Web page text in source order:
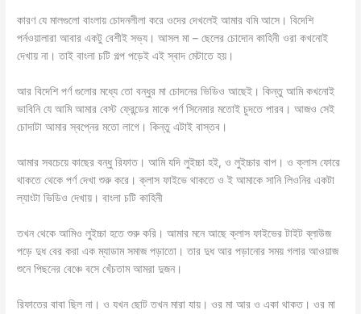
কারণ যে মালগুলো বাংলায় চোদনলীলা করে ওদের দেখলেই আমার বমি আসে। বিদেশি
পর্নওয়ালারা আবার একটু বেশীই সভ্য। আসল মা – ছেলের চোদোন কাহিনী ওরা কখনোই
দেখায় না। তাই বাংলা চটি গল্প পড়েই এই স্বাদ মেটাতে হয়।
আর বিদেশি পর্ণ গুলোর মধ্যে তো বন্ধুর মা চোদনের ভিডিও আছেই। কিন্তু আমি কখনোই
ভাবিনি যে আমি আমার বেস্ট ফ্রেন্ডের মাকে পর্ণ সিনেমার মতোই চুদতে পারব। আজও সেই
চোদাটা আমার স্বপ্নের মতো লাগে। কিন্তু এটাই বাস্তব।
‌আমার সবচেয়ে কাছের বন্ধু রিফাত। আমি যদি লুইচ্চা হই, ও লুইচ্চার বাপ। ও ক্লাস ফোরে
থাকতে থেকে পর্ণ দেখা শুরু করে। ক্লাস ফাইভে থাকতে ও ই আমাকে সানি লিওনির একটা
ল্যাংটা ভিডিও দেখায়। বাংলা চটি কাহিনী
তখন থেকে আমিও লুইচ্চা হতে শুরু করি। আমার মনে আছে ক্লাস ফাইভের টাইট ব্লাউজ
পড়ে দুধ বের করা এক ম্যাডাম সমাজ পড়াতো। তার দুধ আর পড়ানোর সময় গলার আওয়াজ
শুনে পিছনের বেঞ্চে বসে খেঁচতাম আমরা দুজন।
‌রিফাতের বাবা ছিল না। ও যখন ছোট তখন মারা যায়। ওর মা আর ও একা থাকত। ওর মা